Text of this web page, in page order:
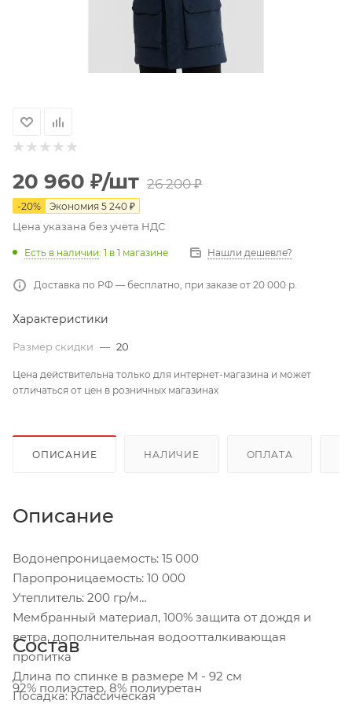
20 960 ₽/шт 26 200₽
-20% Экономия 5 240 ₽
Цена указана без учета НДС
Есть в наличии: 1 в 1 магазине Нашли дешевле?
Доставка по РФ — бесплатно, при заказе от 20 000 р.
Характеристики
Размер скидки — 20
Цена действительна только для интернет-магазина и может
отличаться от цен в розничных магазинах
ОПИСАНИЕ НАЛИЧИЕ ОПЛАТА
Описание
Водонепроницаемость: 15 000
Паропроницаемость: 10 000
Утеплитель: 200 гр/м
Мембранный материал, 100% защита от дождя и
ветра, дополнительная водоотталкивающая
пропитка
Длина по спинке в размере M - 92 см
Посадка: Классическая
Состав
92% полиэстер, 8% полиуретан